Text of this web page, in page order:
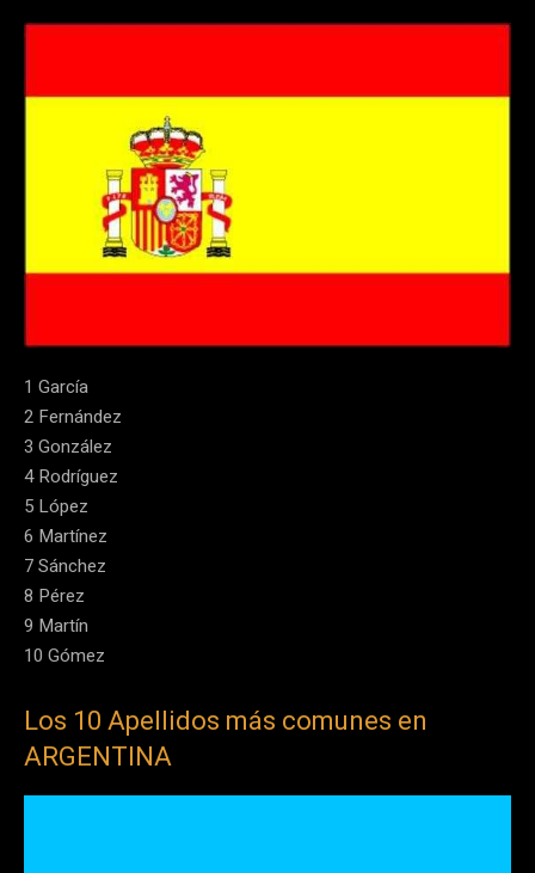
1 García
2 Fernández
3 González
4 Rodríguez
5 López
6 Martínez
7 Sánchez
8 Pérez
9 Martín
10 Gómez
Los 10 Apellidos más comunes en
ARGENTINA